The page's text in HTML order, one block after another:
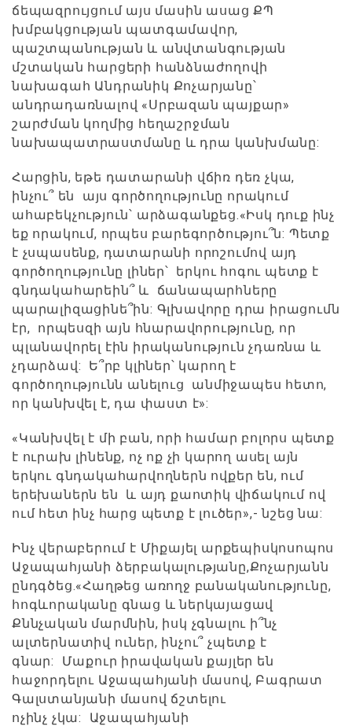
ճեպազրույցում այս մասին ասաց ՔՊ
խմբակցության պատգամավոր,
պաշտպանության և անվտանգության
մշտական հարցերի հանձնաժողովի
նախագահ Անդրանիկ Քոչարյանը՝
անդրադառնալով «Սրբազան պայքար»
շարժման կողմից հեղաշրջման
նախապատրաստմանը և դրա կանխմանը:
Հարցին, եթե դատարանի վճիռ դեռ չկա,
ինչու՞ են այս գործողությունը որակում
ահաբեկչություն՝ արձագանքեց.«Իսկ դուք ինչ
եք որակում, որպես բարեգործությու՞ն: Պետք
է չսպասենք, դատարանի որոշումով այդ
գործողությունը լիներ՝ երկու հոգու պետք է
գնդակահարեին՞ և ճանապարհները
պարալիզացինե՞ին: Գլխավորը դրա իրացումն
էր, որպեսզի այն հնարավորությունը, որ
պլանավորել էին իրականություն չդառնա և
չդարձավ: Ե՞րբ կլիներ՝ կարող է
գործողությունն անելուց անմիջապես հետո,
որ կանխվել է, դա փաստ է»:
«Կանխվել է մի բան, որի համար բոլորս պետք
է ուրախ լինենք, ոչ ոք չի կարող ասել այն
երկու գնդակահարվողներն ովքեր են, ում
երեխաներն են և այդ քաոտիկ վիճակում ով
ում հետ ինչ հարց պետք է լուծեր»,- նշեց նա:
Ինչ վերաբերում է Միքայել արքեպիսկոսոպոս
Աջապահյանի ձերբակալությանը,Քոչարյանն
ընդգծեց.«Հաղթեց առողջ բանականությունը,
հոգևորականը գնաց և ներկայացավ
Քննչական մարմնին, իսկ չգնալու ի՞նչ
ալտերնատիվ ուներ, ինչու՞ չպետք է
գնար: Մաքուր իրավական քայլեր են
հաջորդելու Աջապահյանի մասով, Բագրատ
Գալստանյանի մասով ճշտելու
ոչինչ չկա: Աջապահյանի